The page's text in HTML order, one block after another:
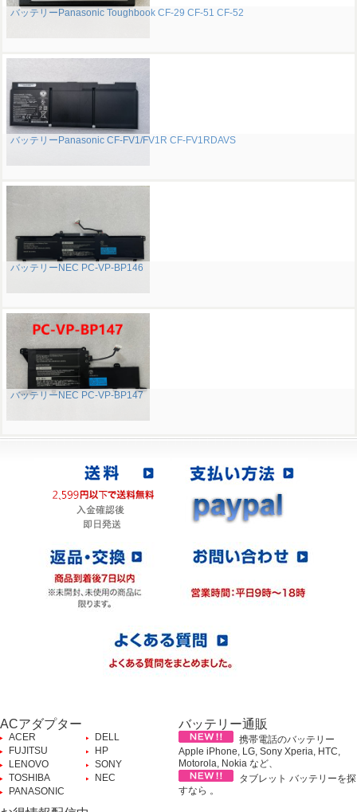
バッテリーPanasonic Toughbook CF-29 CF-51 CF-52
バッテリーPanasonic CF-FV1/FV1R CF-FV1RDAVS
バッテリーNEC PC-VP-BP146
バッテリーNEC PC-VP-BP147
ACアダプター
ACER
DELL
FUJITSU
HP
LENOVO
SONY
TOSHIBA
NEC
PANASONIC
バッテリー通販
携帯電話のバッテリー
Apple iPhone, LG, Sony Xperia, HTC,
Motorola, Nokia など、
タブレット バッテリーを探
すなら 。